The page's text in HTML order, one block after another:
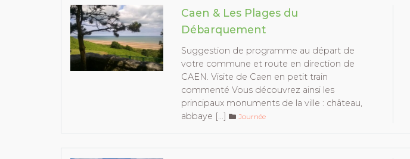
Caen & Les Plages du
Débarquement
Suggestion de programme au départ de
votre commune et route en direction de
CAEN. Visite de Caen en petit train
commenté Vous découvrez ainsi les
principaux monuments de la ville : château,
abbaye […]
Journée